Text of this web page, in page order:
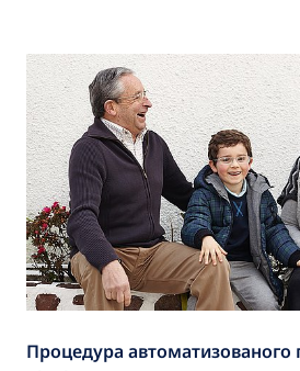
Процедура автоматизованого